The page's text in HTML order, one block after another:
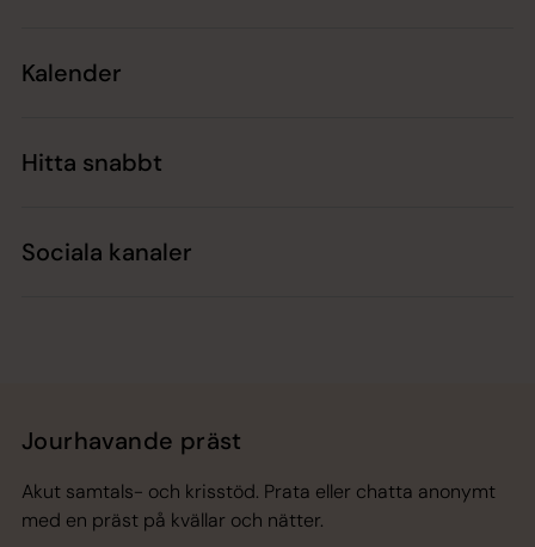
Kalender
Hitta snabbt
Sociala kanaler
Jourhavande präst
Akut samtals- och krisstöd. Prata eller chatta anonymt
med en präst på kvällar och nätter.